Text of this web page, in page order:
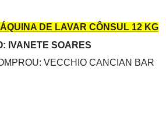
DE LAVAR CÔNSUL 12 KG
IVANETE SOARES
VECCHIO CANCIAN BAR